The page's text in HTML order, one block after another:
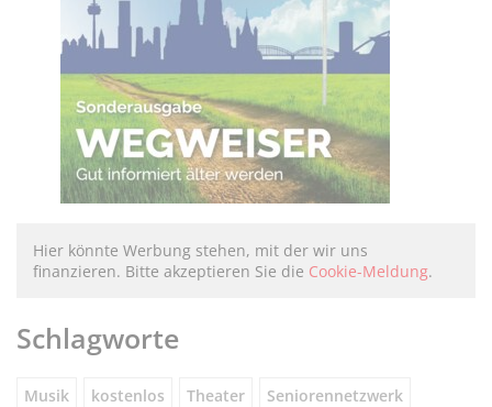
Hier könnte Werbung stehen, mit der wir uns
finanzieren. Bitte akzeptieren Sie die Cookie-Meldung.
Schlagworte
Musik kostenlos Theater Seniorennetzwerk